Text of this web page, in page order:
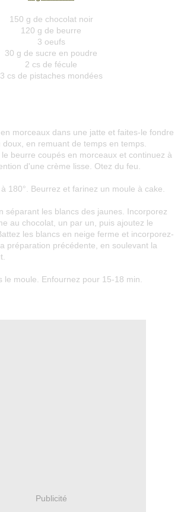
150 g de chocolat noir
120 g de beurre
3 oeufs
30 g de sucre en poudre
2 cs de fécule
3 cs de pistaches mondées
morceaux dans une jatte et faites-le fondre
en remuant de temps en temps.
beurre coupés en morceaux et continuez à
d'une crème lisse. Otez du feu.
180°. Beurrez et farinez un moule à cake.
séparant les blancs des jaunes. Incorporez
au chocolat, un par un, puis ajoutez le
les blancs en neige ferme et incorporez-
préparation précédente, en soulevant la
le moule. Enfournez pour 15-18 min.
Publicité